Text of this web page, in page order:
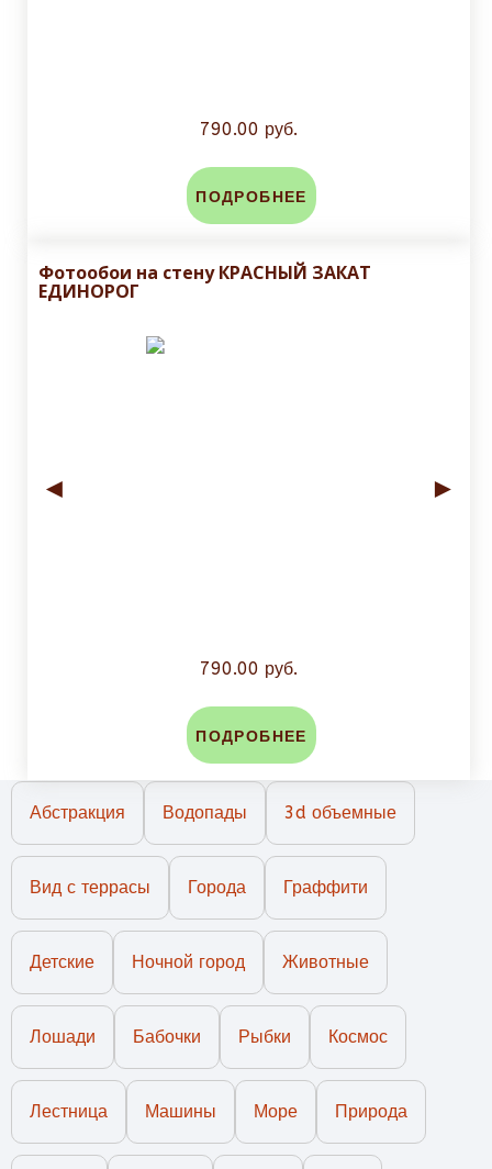
790.00 руб.
ПОДРОБНЕЕ
Фотообои на стену КРАСНЫЙ ЗАКАТ
ЕДИНОРОГ
◄ ►
790.00 руб.
ПОДРОБНЕЕ
Абстракция Водопады 3d объемные
Вид с террасы Города Граффити
Детские Ночной город Животные
Лошади Бабочки Рыбки Космос
Лестница Машины Море Природа